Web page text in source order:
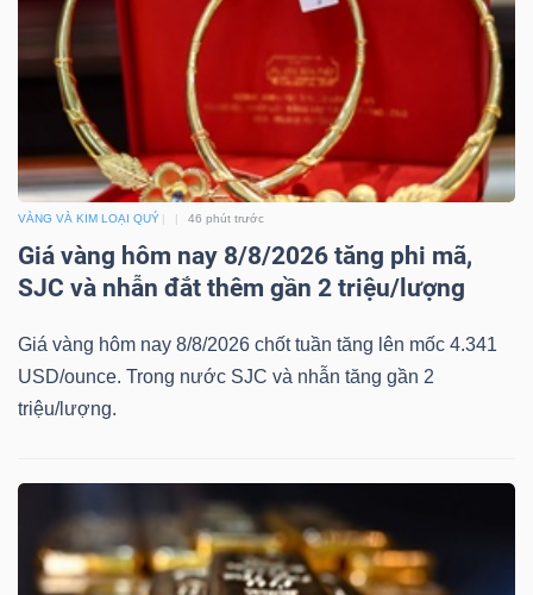
VÀNG VÀ KIM LOẠI QUÝ 46 phút trước
Giá vàng hôm nay 8/8/2026 tăng phi mã,
SJC và nhẫn đắt thêm gần 2 triệu/lượng
Giá vàng hôm nay 8/8/2026 chốt tuần tăng lên mốc 4.341
USD/ounce. Trong nước SJC và nhẫn tăng gần 2
triệu/lượng.
NGUYÊN
VẬT
LIỆU
CÔNG
THIẾT